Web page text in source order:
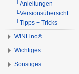
└Anleitungen
└Versionsübersicht
└Tipps + Tricks
WINLine®
Wichtiges
Sonstiges